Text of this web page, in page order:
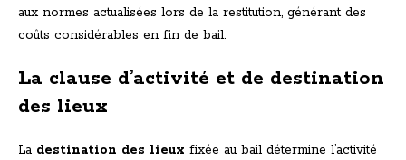
aux normes actualisées lors de la restitution, générant des
coûts considérables en fin de bail.
La clause d’activité et de destination
des lieux
La destination des lieux fixée au bail détermine l’activité